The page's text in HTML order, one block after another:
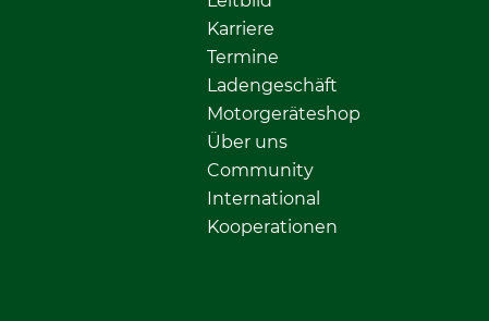
Karriere
Termine
Ladengeschäft
Motorgeräteshop
Über uns
Community
International
Kooperationen